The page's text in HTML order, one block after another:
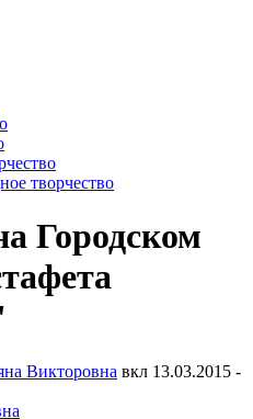
творчество
Городском
Викторовна вкл 13.03.2015 -